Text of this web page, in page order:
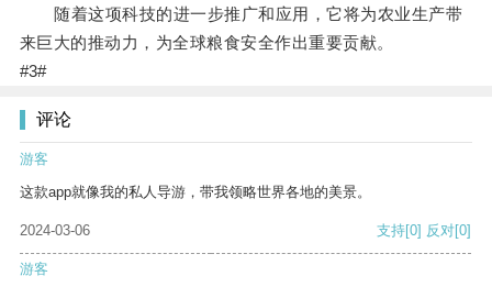
随着这项科技的进一步推广和应用，它将为农业生产带
来巨大的推动力，为全球粮食安全作出重要贡献。
#3#
评论
游客
这款app就像我的私人导游，带我领略世界各地的美景。
2024-03-06 支持[0] 反对[0]
游客